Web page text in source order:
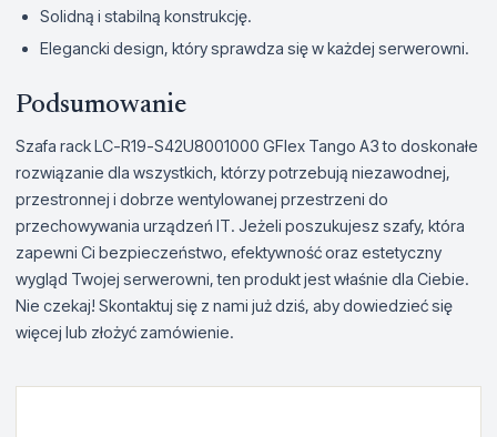
Solidną i stabilną konstrukcję.
Elegancki design, który sprawdza się w każdej serwerowni.
Podsumowanie
Szafa rack LC-R19-S42U8001000 GFlex Tango A3 to doskonałe
rozwiązanie dla wszystkich, którzy potrzebują niezawodnej,
przestronnej i dobrze wentylowanej przestrzeni do
przechowywania urządzeń IT. Jeżeli poszukujesz szafy, która
zapewni Ci bezpieczeństwo, efektywność oraz estetyczny
wygląd Twojej serwerowni, ten produkt jest właśnie dla Ciebie.
Nie czekaj! Skontaktuj się z nami już dziś, aby dowiedzieć się
więcej lub złożyć zamówienie.